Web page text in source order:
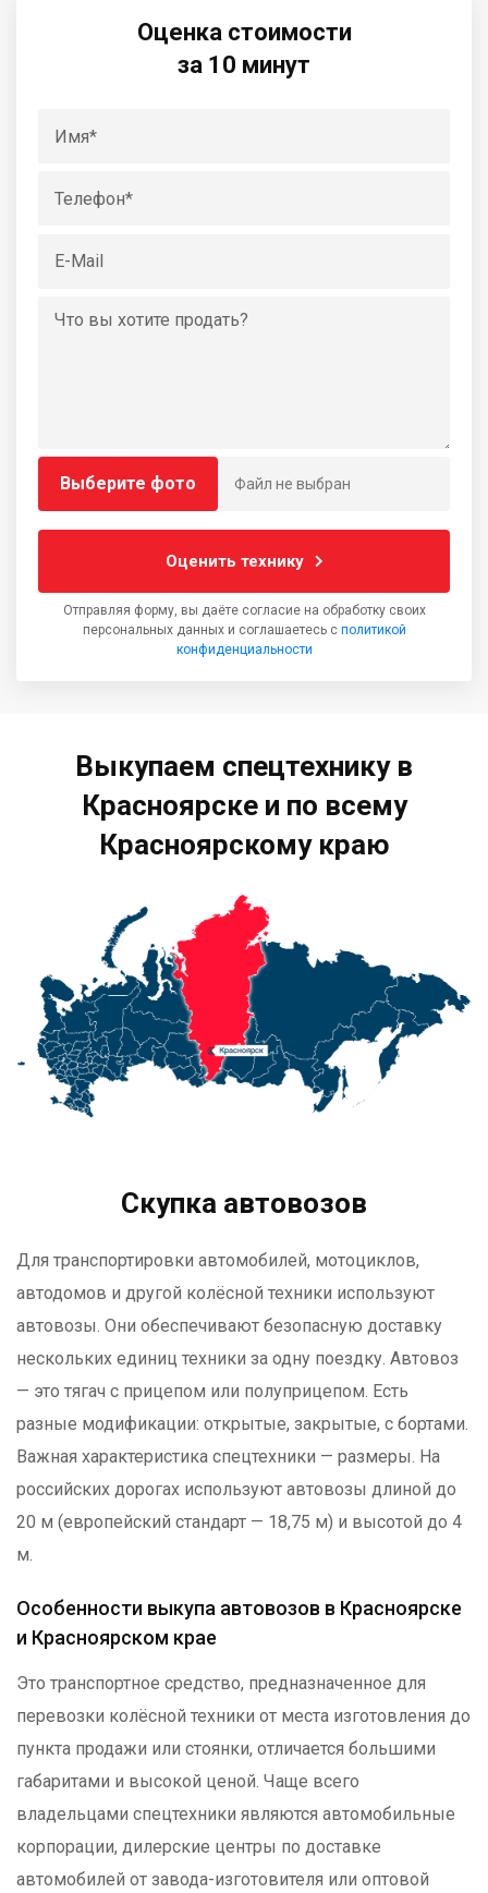
Оценка стоимости
за 10 минут
Выберите фото Файл не выбран
Оценить технику
Отправляя форму, вы даёте согласие на обработку своих
персональных данных и соглашаетесь с политикой
конфиденциальности
Выкупаем спецтехнику в
Красноярске и по всему
Красноярскому краю
Скупка автовозов
Для транспортировки автомобилей, мотоциклов,
автодомов и другой колёсной техники используют
автовозы. Они обеспечивают безопасную доставку
нескольких единиц техники за одну поездку. Автовоз
— это тягач с прицепом или полуприцепом. Есть
разные модификации: открытые, закрытые, с бортами.
Важная характеристика спецтехники — размеры. На
российских дорогах используют автовозы длиной до
20 м (европейский стандарт — 18,75 м) и высотой до 4
м.
Особенности выкупа автовозов в Красноярске
и Красноярском крае
Это транспортное средство, предназначенное для
перевозки колёсной техники от места изготовления до
пункта продажи или стоянки, отличается большими
габаритами и высокой ценой. Чаще всего
владельцами спецтехники являются автомобильные
корпорации, дилерские центры по доставке
автомобилей от завода-изготовителя или оптовой